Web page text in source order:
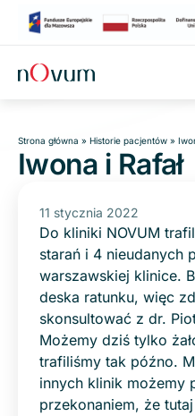
Strona główna » Historie pacjentów »
Iwona i Rafał
11 stycznia 2022
Do kliniki NOVUM
starań i 4 nieudanych
warszawskiej klinice.
deska ratunku, więc
skonsultować z dr.
Możemy dziś tylko
trafiliśmy tak późno.
innych klinik możemy
przekonaniem, że